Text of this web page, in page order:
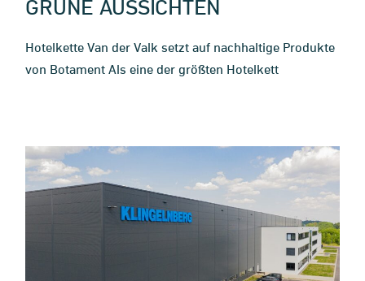
GRÜNE AUSSICHTEN
Hotelkette Van der Valk setzt auf nachhaltige Produkte
von Botament Als eine der größten Hotelkett